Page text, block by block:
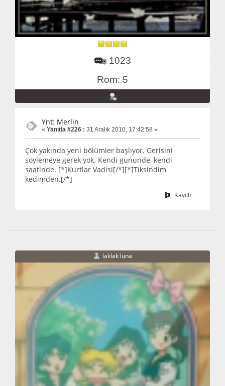
1023
Rom: 5
Ynt: Merlin
« Yanıtla #226 : 31 Aralık 2010, 17:42:58 »
Çok yakında yeni bölümler başlıyor. Gerisini
söylemeye gerek yok. Kendi gününde, kendi
saatinde. [*]Kurtlar Vadisi[/*][*]Tiksindim
kedimden.[/*]
Kayıtlı
laklak luna